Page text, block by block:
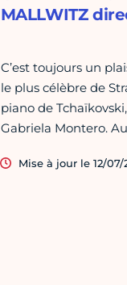
MALLWITZ
C’est toujours un
le plus célèbre de
piano de
Gabriela Montero.
Mise à jour le 12/07/